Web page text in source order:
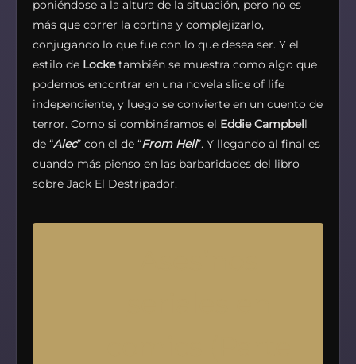
poniéndose a la altura de la situación, pero no es
más que correr la cortina y complejizarlo,
conjugando lo que fue con lo que desea ser. Y el
estilo de Locketambién se muestra como algo que
podemos encontrar en una novela slice of life
independiente, y luego se convierte en un cuento de
terror. Como si combináramos el Eddie Campbell
de “Alec” con el de “From Hell”. Y llegando al final es
cuando más pienso en las barbaridades del libro
sobre Jack El Destripador.